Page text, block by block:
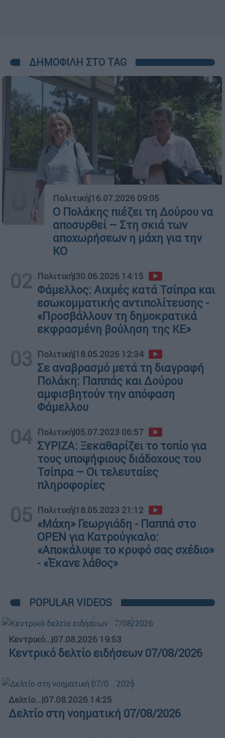
ΔΗΜΟΦΙΛΗ ΣΤΟ TAG
01 Πολιτική|16.07.2026 09:05
Ο Πολάκης πιέζει τη Δούρου να
αποσυρθεί – Στη σκιά των
αποχωρήσεων η μάχη για την
ΚΟ
02 Πολιτική|30.06.2026 14:15
Φάμελλος: Αιχμές κατά Τσίπρα και
εσωκομματικής αντιπολίτευσης -
«Προσβάλλουν τη δημοκρατικά
εκφρασμένη βούληση της ΚΕ»
03 Πολιτική|18.05.2026 12:34
Σε αναβρασμό μετά τη διαγραφή
Πολάκη: Παππάς και Δούρου
αμφισβητούν την απόφαση
Φάμελλου
04 Πολιτική|05.07.2023 06:57
ΣΥΡΙΖΑ: Ξεκαθαρίζει το τοπίο για
τους υποψήφιους διάδοχους του
Τσίπρα – Οι τελευταίες
πληροφορίες
05 Πολιτική|18.05.2023 21:12
«Μάχη» Γεωργιάδη - Παππά στο
OPEN για Κατρούγκαλο:
«Αποκάλυψε το κρυφό σας σχέδιο»
- «Έκανε λάθος»
POPULAR VIDEOS
Κεντρικό...|07.08.2026 19:53
Κεντρικό δελτίο ειδήσεων 07/08/2026
Δελτίο...|07.08.2026 14:25
Δελτίο στη νοηματική 07/08/2026